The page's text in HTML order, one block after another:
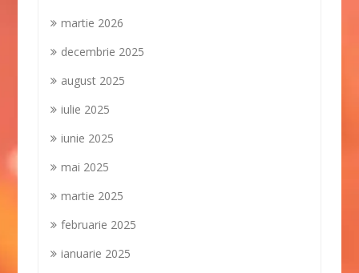
martie 2026
decembrie 2025
august 2025
iulie 2025
iunie 2025
mai 2025
martie 2025
februarie 2025
ianuarie 2025